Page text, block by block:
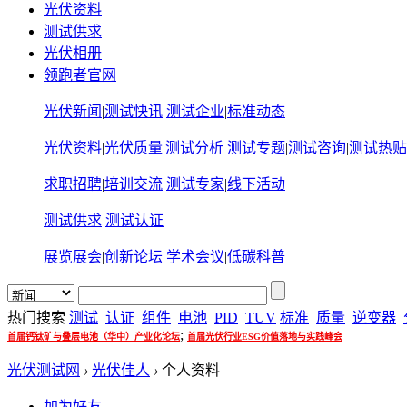
光伏资料
测试供求
光伏相册
领跑者官网
光伏新闻 |测试快讯 测试企业|标准动态
光伏资料|光伏质量|测试分析 测试专题|测试咨询|测试热贴
求职招聘|培训交流 测试专家|线下活动
测试供求 测试认证
展览展会|创新论坛 学术会议|低碳科普
热门搜索 测试 认证 组件 电池 PID TUV 标准 质量 逆变器
首届钙钛矿与叠层电池（华中）产业化论坛; 首届光伏行业ESG价值落地与实践峰会
光伏测试网 › 光伏佳人 › 个人资料